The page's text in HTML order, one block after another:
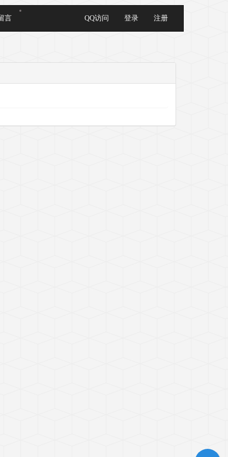
言 注册
登录
QQ访问